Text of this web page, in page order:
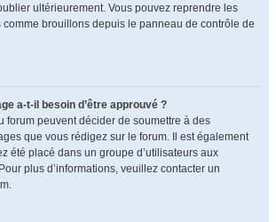
ultérieurement. Vous pouvez reprendre les
brouillons depuis le panneau de contrôle de
a-t-il besoin d’être approuvé ?
forum peuvent décider de soumettre à des
que vous rédigez sur le forum. Il est également
été placé dans un groupe d’utilisateurs aux
plus d’informations, veuillez contacter un